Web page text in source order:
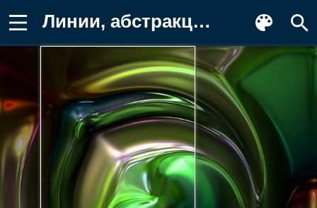
Линии, абстракция, плавление, блеск Картинка